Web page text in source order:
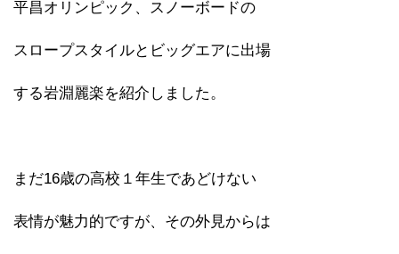
平昌オリンピック、スノーボードの
スロープスタイルとビッグエアに出場
する岩淵麗楽を紹介しました。
まだ16歳の高校１年生であどけない
表情が魅力的ですが、その外見からは